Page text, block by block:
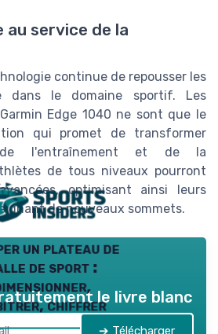
au service de la
continue de repousser les
dans le domaine sportif. Les
Edge 1040 ne sont que le
qui promet de transformer
l'entraînement et de la
de tous niveaux pourront
optimisant ainsi leurs
de nouveaux sommets.
un plateau de
de sport :
chiffrerle livre blanc
➔ Télécharger